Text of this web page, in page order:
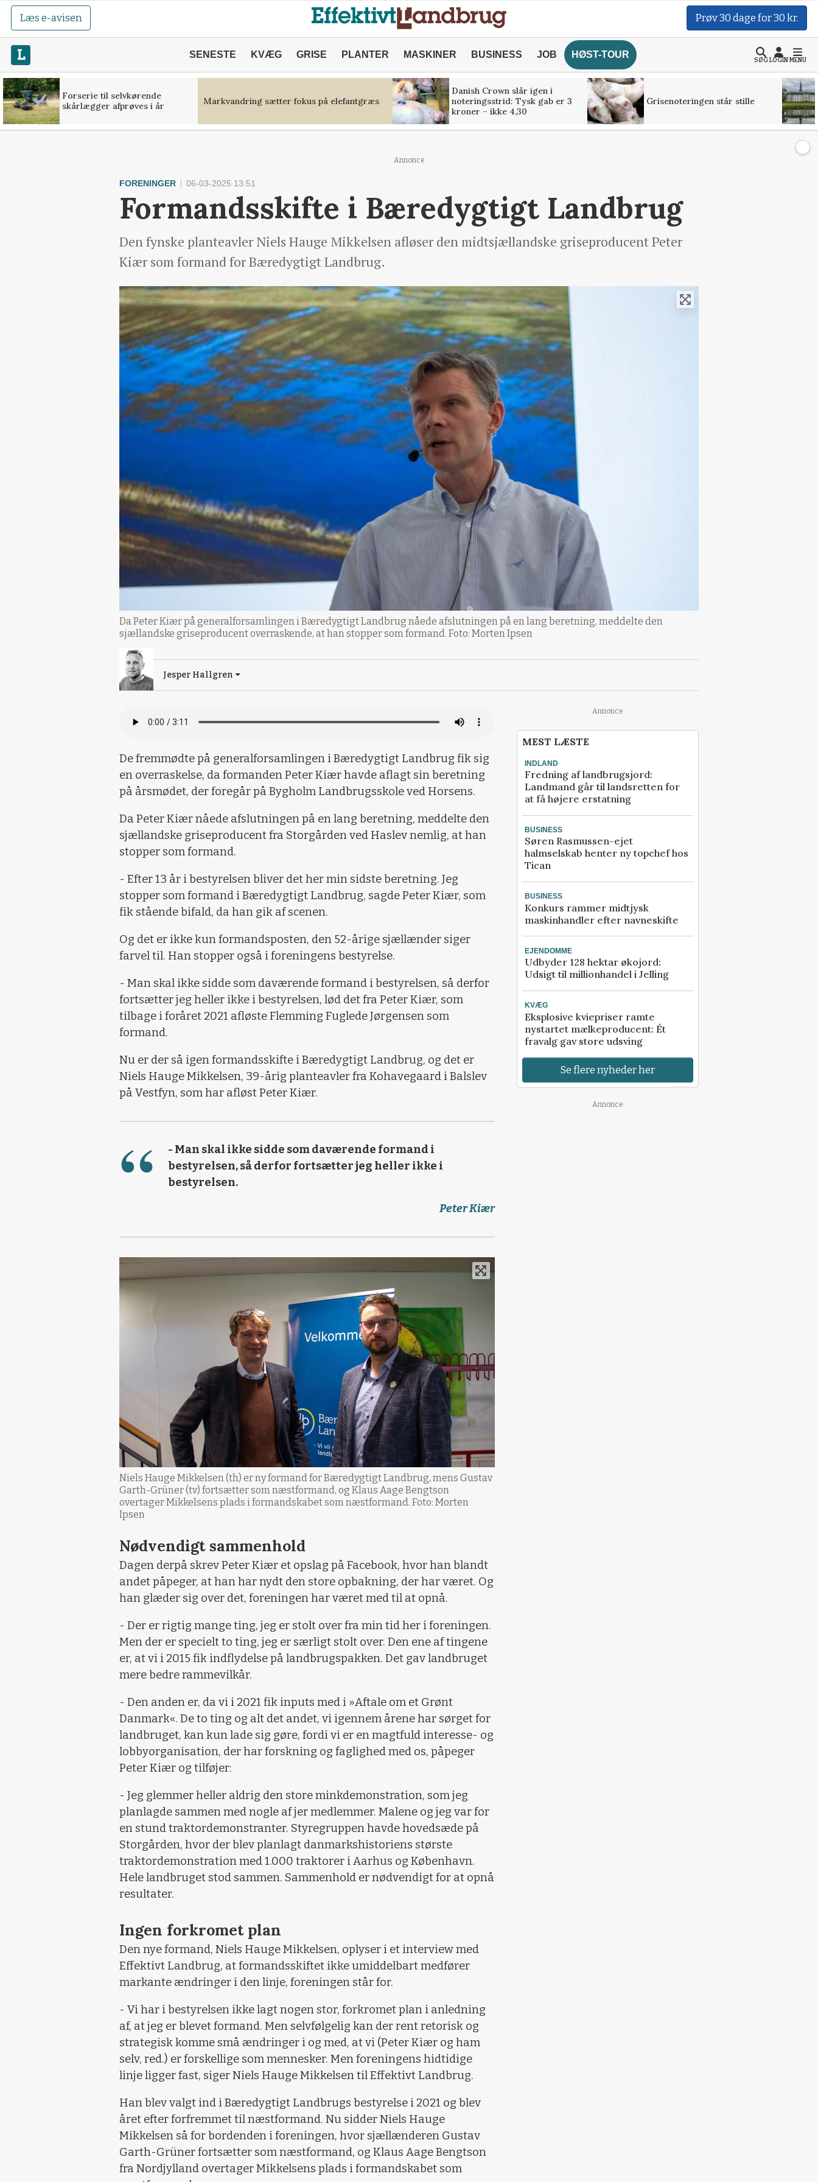
Læs e-avisen Prøv 30 dage for 30 kr.
SENESTE KVÆG GRISE PLANTER MASKINER BUSINESS JOB HØST-TOUR
SØGLOGINMENU
Forserie til selvkørende
skårlægger afprøves i år
Markvandring sætter fokus på elefantgræs
Danish Crown slår igen i
noteringsstrid: Tysk gab er 3
kroner – ikke 4,30
Grisenoteringen står stille
Annonce
FORENINGER 06-03-2025 13:51
Formandsskifte i Bæredygtigt Landbrug
Den fynske planteavler Niels Hauge Mikkelsen afløser den midtsjællandske griseproducent Peter
Kiær som formand for Bæredygtigt Landbrug.
Da Peter Kiær på generalforsamlingen i Bæredygtigt Landbrug nåede afslutningen på en lang beretning, meddelte den
sjællandske griseproducent overraskende, at han stopper som formand. Foto: Morten Ipsen
Jesper Hallgren
De fremmødte på generalforsamlingen i Bæredygtigt Landbrug fik sig
en overraskelse, da formanden Peter Kiær havde aflagt sin beretning
på årsmødet, der foregår på Bygholm Landbrugsskole ved Horsens.
Da Peter Kiær nåede afslutningen på en lang beretning, meddelte den
sjællandske griseproducent fra Storgården ved Haslev nemlig, at han
stopper som formand.
- Efter 13 år i bestyrelsen bliver det her min sidste beretning. Jeg
stopper som formand i Bæredygtigt Landbrug, sagde Peter Kiær, som
fik stående bifald, da han gik af scenen.
Og det er ikke kun formandsposten, den 52-årige sjællænder siger
farvel til. Han stopper også i foreningens bestyrelse.
- Man skal ikke sidde som daværende formand i bestyrelsen, så derfor
fortsætter jeg heller ikke i bestyrelsen, lød det fra Peter Kiær, som
tilbage i foråret 2021 afløste Flemming Fuglede Jørgensen som
formand.
Nu er der så igen formandsskifte i Bæredygtigt Landbrug, og det er
Niels Hauge Mikkelsen, 39-årig planteavler fra Kohavegaard i Balslev
på Vestfyn, som har afløst Peter Kiær.
- Man skal ikke sidde som daværende formand i
bestyrelsen, så derfor fortsætter jeg heller ikke i
bestyrelsen.
Peter Kiær
Niels Hauge Mikkelsen (th) er ny formand for Bæredygtigt Landbrug, mens Gustav
Garth-Grüner (tv) fortsætter som næstformand, og Klaus Aage Bengtson
overtager Mikkelsens plads i formandskabet som næstformand. Foto: Morten
Ipsen
Nødvendigt sammenhold
Dagen derpå skrev Peter Kiær et opslag på Facebook, hvor han blandt
andet påpeger, at han har nydt den store opbakning, der har været. Og
han glæder sig over det, foreningen har været med til at opnå.
- Der er rigtig mange ting, jeg er stolt over fra min tid her i foreningen.
Men der er specielt to ting, jeg er særligt stolt over. Den ene af tingene
er, at vi i 2015 fik indflydelse på landbrugspakken. Det gav landbruget
mere bedre rammevilkår.
- Den anden er, da vi i 2021 fik inputs med i »Aftale om et Grønt
Danmark«. De to ting og alt det andet, vi igennem årene har sørget for
landbruget, kan kun lade sig gøre, fordi vi er en magtfuld interesse- og
lobbyorganisation, der har forskning og faglighed med os, påpeger
Peter Kiær og tilføjer:
- Jeg glemmer heller aldrig den store minkdemonstration, som jeg
planlagde sammen med nogle af jer medlemmer. Malene og jeg var for
en stund traktordemonstranter. Styregruppen havde hovedsæde på
Storgården, hvor der blev planlagt danmarkshistoriens største
traktordemonstration med 1.000 traktorer i Aarhus og København.
Hele landbruget stod sammen. Sammenhold er nødvendigt for at opnå
resultater.
Ingen forkromet plan
Den nye formand, Niels Hauge Mikkelsen, oplyser i et interview med
Effektivt Landbrug, at formandsskiftet ikke umiddelbart medfører
markante ændringer i den linje, foreningen står for.
- Vi har i bestyrelsen ikke lagt nogen stor, forkromet plan i anledning
af, at jeg er blevet formand. Men selvfølgelig kan der rent retorisk og
strategisk komme små ændringer i og med, at vi (Peter Kiær og ham
selv, red.) er forskellige som mennesker. Men foreningens hidtidige
linje ligger fast, siger Niels Hauge Mikkelsen til Effektivt Landbrug.
Han blev valgt ind i Bæredygtigt Landbrugs bestyrelse i 2021 og blev
året efter forfremmet til næstformand. Nu sidder Niels Hauge
Mikkelsen så for bordenden i foreningen, hvor sjællænderen Gustav
Garth-Grüner fortsætter som næstformand, og Klaus Aage Bengtson
fra Nordjylland overtager Mikkelsens plads i formandskabet som
Annonce
MEST LÆSTE
INDLAND
Fredning af landbrugsjord:
Landmand går til landsretten for
at få højere erstatning
BUSINESS
Søren Rasmussen-ejet
halmselskab henter ny topchef hos
Tican
BUSINESS
Konkurs rammer midtjysk
maskinhandler efter navneskifte
EJENDOMME
Udbyder 128 hektar økojord:
Udsigt til millionhandel i Jelling
KVÆG
Eksplosive kviepriser ramte
nystartet mælkeproducent: Ét
fravalg gav store udsving
Se flere nyheder her
Annonce